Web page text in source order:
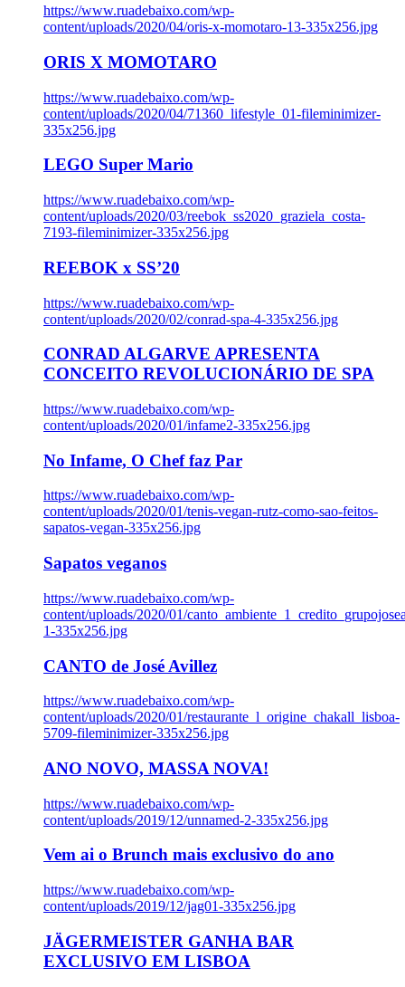
https://www.ruadebaixo.com/wp-
content/uploads/2020/04/oris-x-momotaro-13-335x256.jpg
ORIS X MOMOTARO
https://www.ruadebaixo.com/wp-
content/uploads/2020/04/71360_lifestyle_01-fileminimizer-
335x256.jpg
LEGO Super Mario
https://www.ruadebaixo.com/wp-
content/uploads/2020/03/reebok_ss2020_graziela_costa-
7193-fileminimizer-335x256.jpg
REEBOK x SS’20
https://www.ruadebaixo.com/wp-
content/uploads/2020/02/conrad-spa-4-335x256.jpg
CONRAD ALGARVE APRESENTA
CONCEITO REVOLUCIONÁRIO DE SPA
https://www.ruadebaixo.com/wp-
content/uploads/2020/01/infame2-335x256.jpg
No Infame, O Chef faz Par
https://www.ruadebaixo.com/wp-
content/uploads/2020/01/tenis-vegan-rutz-como-sao-feitos-
sapatos-vegan-335x256.jpg
Sapatos veganos
https://www.ruadebaixo.com/wp-
content/uploads/2020/01/
1-335x256.jpg
CANTO de José Avillez
https://www.ruadebaixo.com/wp-
content/uploads/2020/01/restaurante_l_origine_chakall_lisboa-
5709-fileminimizer-335x256.jpg
ANO NOVO, MASSA NOVA!
https://www.ruadebaixo.com/wp-
content/uploads/2019/12/unnamed-2-335x256.jpg
Vem ai o Brunch mais exclusivo do ano
https://www.ruadebaixo.com/wp-
content/uploads/2019/12/jag01-335x256.jpg
JÄGERMEISTER GANHA BAR
EXCLUSIVO EM LISBOA